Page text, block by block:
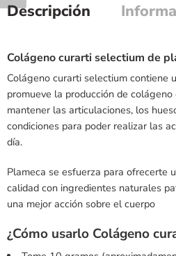
Descripción
Colágeno curarti selectium de
Colágeno curarti selectium contiene
promueve la producción de
mantener las articulaciones, los
condiciones para poder realizar las
día.
Plameca se esfuerza para ofrecerte
calidad con ingredientes naturales
una mejor acción sobre el cuerpo
¿Cómo usarlo Colágeno